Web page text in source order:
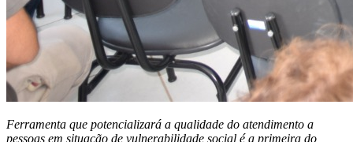
Ferramenta que potencializará a qualidade do atendimento a
pessoas em situação de vulnerabilidade social é a primeira do